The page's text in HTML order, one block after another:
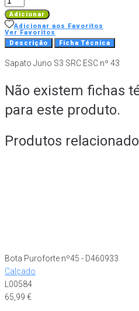
de
Sapato
Juno
SRC
nº
Adicionar
Adicionar aos Favoritos
Ver Favoritos
Descrição
Ficha Técnica
Sapato Juno S3 SRC ESC nº 43
Não existem fichas
para este produto.
Produtos
Bota Puroforte nº45 - D460933
Calçado
L00584
65,99 €